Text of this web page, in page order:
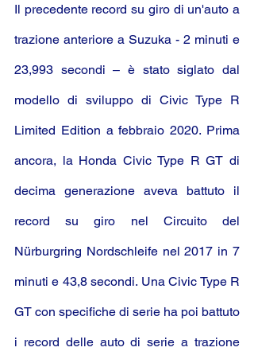
Il precedente record su giro di un'auto a
trazione anteriore a Suzuka - 2 minuti e
23,993 secondi – è stato siglato dal
modello di sviluppo di Civic Type R
Limited Edition a febbraio 2020. Prima
ancora, la Honda Civic Type R GT di
decima generazione aveva battuto il
record su giro nel Circuito del
Nürburgring Nordschleife nel 2017 in 7
minuti e 43,8 secondi. Una Civic Type R
GT con specifiche di serie ha poi battuto
i record delle auto di serie a trazione